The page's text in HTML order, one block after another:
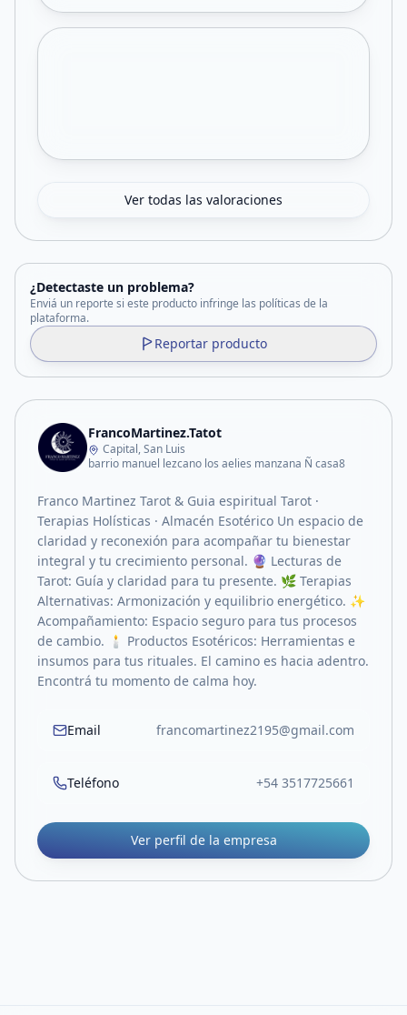
Ver todas las valoraciones
¿Detectaste un problema?
Enviá un reporte si este producto infringe las políticas de la
plataforma.
Reportar producto
FrancoMartinez.Tatot
Capital, San Luis
barrio manuel lezcano los aelies manzana Ñ casa8
Franco Martinez Tarot & Guia espiritual Tarot ·
Terapias Holísticas · Almacén Esotérico Un espacio de
claridad y reconexión para acompañar tu bienestar
integral y tu crecimiento personal. 🔮 Lecturas de
Tarot: Guía y claridad para tu presente. 🌿 Terapias
Alternativas: Armonización y equilibrio energético. ✨
Acompañamiento: Espacio seguro para tus procesos
de cambio. 🕯️ Productos Esotéricos: Herramientas e
insumos para tus rituales. El camino es hacia adentro.
Encontrá tu momento de calma hoy.
Email francomartinez2195@gmail.com
Teléfono +54 3517725661
Ver perfil de la empresa